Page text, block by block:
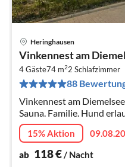
Heringhausen
Vinkennest am
4 Gäste74 m22 Schlafzimmer
88
Vinkennest am
Sauna. Familie. Hund
15% Aktion
ab 118€/ Nacht